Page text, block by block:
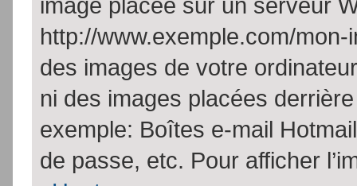
http://www.exemple.com/
des images de votre
ni des images placées
exemple: Boîtes e-mail
de passe, etc. Pour afficher